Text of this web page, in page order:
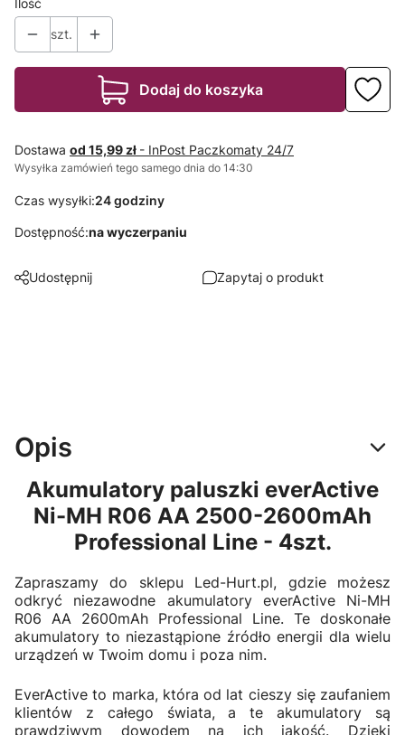
szt.
Dodaj do koszyka
Dostawa od 15,99 zł - InPost Paczkomaty 24/7
Wysyłka zamówień tego samego dnia do 14:30
Czas wysyłki:24 godziny
Dostępność:na wyczerpaniu
Udostępnij Zapytaj o produkt
Opis
Akumulatory paluszki everActive
Ni-MH R06 AA 2500-2600mAh
Professional Line - 4szt.
Zapraszamy do sklepu Led-Hurt.pl, gdzie możesz
odkryć niezawodne akumulatory everActive Ni-MH
R06 AA 2600mAh Professional Line. Te doskonałe
akumulatory to niezastąpione źródło energii dla wielu
urządzeń w Twoim domu i poza nim.
EverActive to marka, która od lat cieszy się zaufaniem
klientów z całego świata, a te akumulatory są
prawdziwym dowodem na ich jakość. Dzięki